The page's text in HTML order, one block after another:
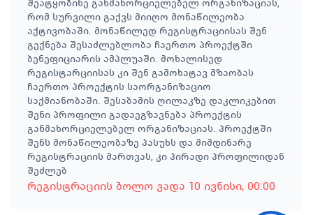
შეატყობინე განმახორციელებელ ორგანიზაციას,
რომ სურვილი გაქვს მიიღო მონაწილეობა
აქტივობაში. მონაწილედ რეგისტრაციისას შენ
გექნება შესაძლებლობა ჩაერთო პროექტში
ბენეფიციარის ამპლუაში. მოხალისედ
რეგისტარციისას კი შენ გამოხატავ მზაობას
ჩაერთო პროექტის საორგანიზაციო
საქმიანობაში. შესაბამის ღილაკზე დაკლიკებით
შენი პროფილი გადაეგზავნება პროექტის
განმახორციელებელ ორგანიზაციას. პროექტში
შენს მონაწილეობაზე პასუხს და მიმდინარე
რეგისტრაციის მართვას, კი პირადი პროფილიდან
შეძლებ
რეგისტრაციის ბოლო ვადა 10 ივნისი, 00:00